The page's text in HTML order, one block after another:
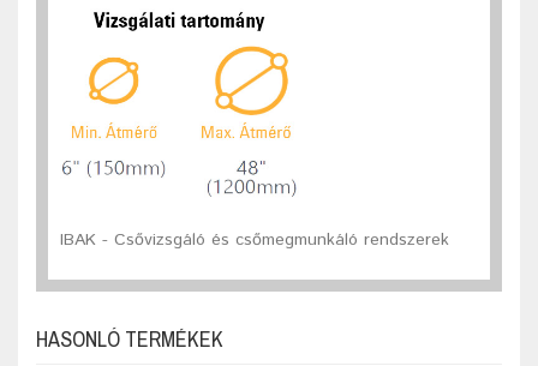
IBAK - Csővizsgáló és csőmegmunkáló rendszerek
HASONLÓ TERMÉKEK